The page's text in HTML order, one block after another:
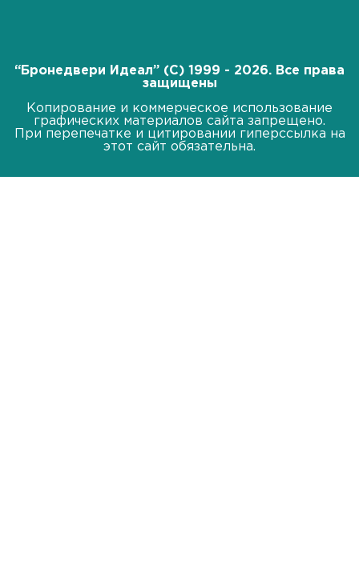
“Бронедвери Идеал” (C) 1999 - 2026. Все права
защищены
Копирование и коммерческое использование
графических материалов сайта запрещено.
При перепечатке и цитировании гиперссылка на
этот сайт обязательна.